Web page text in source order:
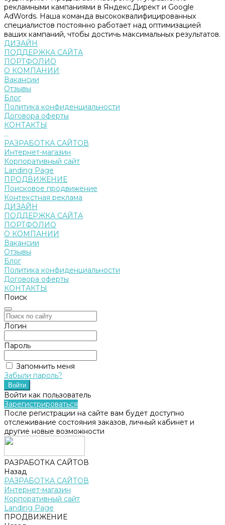
рекламными кампаниями в Яндекс.Директ и Google
AdWords. Наша команда высококвалифицированных
специалистов постоянно работает над оптимизацией
ваших кампаний, чтобы достичь максимальных результатов.
ДИЗАЙН
ПОДДЕРЖКА САЙТА
ПОРТФОЛИО
О КОМПАНИИ
Вакансии
Отзывы
Блог
Политика конфиденциальности
Договора оферты
КОНТАКТЫ
...
РАЗРАБОТКА САЙТОВ
Интернет-магазин
Корпоративный сайт
Landing Page
ПРОДВИЖЕНИЕ
Поисковое продвижение
Контекстная реклама
ДИЗАЙН
ПОДДЕРЖКА САЙТА
ПОРТФОЛИО
О КОМПАНИИ
Вакансии
Отзывы
Блог
Политика конфиденциальности
Договора оферты
КОНТАКТЫ
Поиск
Логин
Пароль
Запомнить меня
Забыли пароль?
Войти как пользователь
Зарегистрироваться
После регистрации на сайте вам будет доступно
отслеживание состояния заказов, личный кабинет и
другие новые возможности
РАЗРАБОТКА САЙТОВ
Назад
РАЗРАБОТКА САЙТОВ
Интернет-магазин
Корпоративный сайт
Landing Page
ПРОДВИЖЕНИЕ